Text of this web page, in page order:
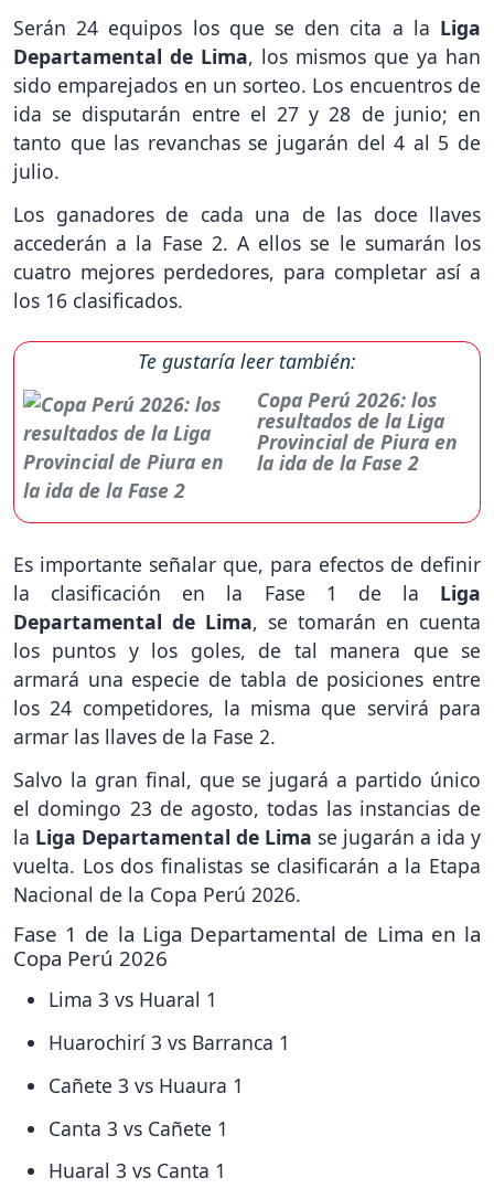
Serán 24 equipos los que se den cita a la Liga
Departamental de Lima, los mismos que ya han
sido emparejados en un sorteo. Los encuentros de
ida se disputarán entre el 27 y 28 de junio; en
tanto que las revanchas se jugarán del 4 al 5 de
julio.
Los ganadores de cada una de las doce llaves
accederán a la Fase 2. A ellos se le sumarán los
cuatro mejores perdedores, para completar así a
los 16 clasificados.
Te gustaría leer también:
Copa Perú 2026: los
resultados de la Liga
Provincial de Piura en
la ida de la Fase 2
Es importante señalar que, para efectos de definir
la clasificación en la Fase 1 de la Liga
Departamental de Lima, se tomarán en cuenta
los puntos y los goles, de tal manera que se
armará una especie de tabla de posiciones entre
los 24 competidores, la misma que servirá para
armar las llaves de la Fase 2.
Salvo la gran final, que se jugará a partido único
el domingo 23 de agosto, todas las instancias de
la Liga Departamental de Lima se jugarán a ida y
vuelta. Los dos finalistas se clasificarán a la Etapa
Nacional de la Copa Perú 2026.
Fase 1 de la Liga Departamental de Lima en la
Copa Perú 2026
Lima 3 vs Huaral 1
Huarochirí 3 vs Barranca 1
Cañete 3 vs Huaura 1
Canta 3 vs Cañete 1
Huaral 3 vs Canta 1